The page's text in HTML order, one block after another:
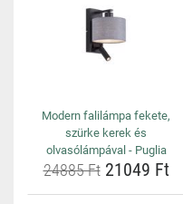
Modern falilámpa fekete,
szürke kerek és
olvasólámpával - Puglia
24885 Ft21049 Ft